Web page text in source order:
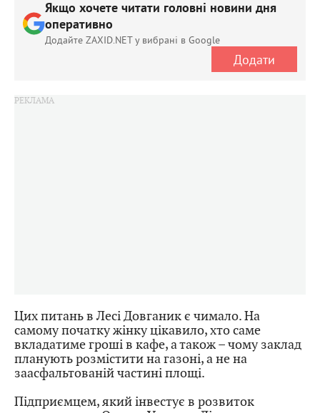
Якщо хочете читати головні новини дня
оперативно
Додайте ZAXID.NET у вибрані в Google
Додати
Цих питань в Лесі Довганик є чимало. На
самому початку жінку цікавило, хто саме
вкладатиме гроші в кафе, а також – чому заклад
планують розмістити на газоні, а не на
заасфальтованій частині площі.
Підприємцем, який інвестує в розвиток